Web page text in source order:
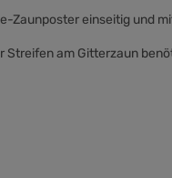
Zaunposter einseitig und
Streifen am Gitterzaun